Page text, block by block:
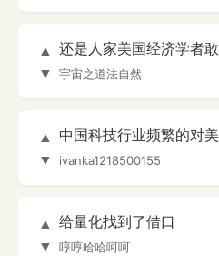
▲
▼
还是人家美国经济学者敢
宇宙之道法自然
▲
▼
中国科技行业频繁的对
ivanka1218500155
▲
▼
给量化找到了借口
哼哼哈哈呵呵